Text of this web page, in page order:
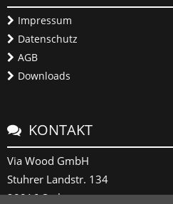
Impressum
Datenschutz
AGB
Downloads
KONTAKT
Via Wood GmbH
Stuhrer Landstr. 134
28816 Stuhr